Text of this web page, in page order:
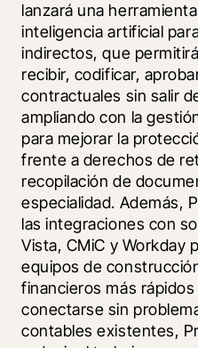
lanzará una
inteligencia artificial
indirectos, que
recibir, codificar,
contractuales sin salir
ampliando con la
para mejorar la
frente a derechos de
recopilación de
especialidad. Además,
las integraciones con
Vista, CMiC y Workday
equipos de
financieros más
conectarse sin
contables existentes,